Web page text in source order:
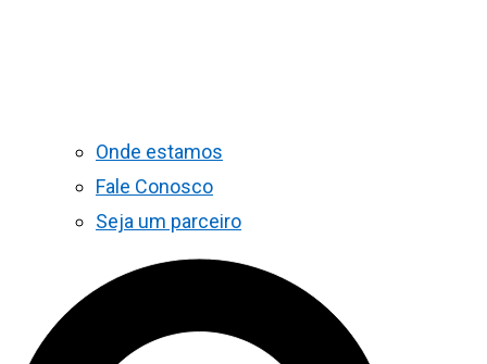
Onde estamos
Fale Conosco
Seja um parceiro